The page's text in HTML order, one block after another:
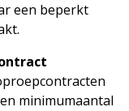
een beperkt
minimumaantal